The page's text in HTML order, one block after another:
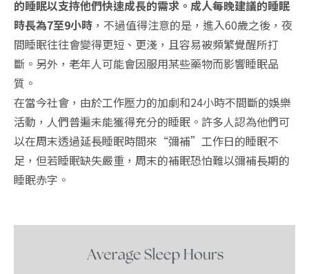
的睡眠以支持他們快速成長的需求。成人每晚建議的睡眠
時長為7至9小時 ，不過值得注意的是，進入60歲之後，夜
間睡眠往往會變得更短、更淺，且容易被頻繁覺醒所打
斷。另外，老年人可能會因服用某些藥物而影響睡眠品
質。
在當今社會，由於工作壓力的加劇和24小時不間斷的娛樂
活動，人們普遍未能獲得充分的睡眠。許多人認為他們可
以在周末透過延長睡眠時間來“彌補”工作日的睡眠不
足，但若睡眠缺失嚴重，周末的補眠恐怕難以彌補長期的
睡眠赤字。